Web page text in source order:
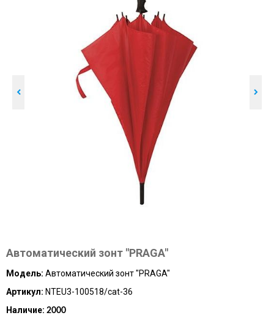
Автоматический зонт "PRAGA"
Модель: Автоматический зонт "PRAGA"
Артикул: NTEU3-100518/cat-36
Наличие: 2000